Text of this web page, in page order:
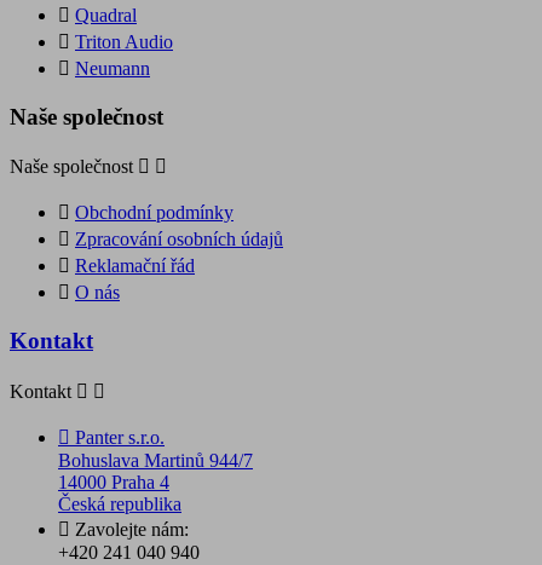
 Quadral
 Triton Audio
 Neumann
Naše společnost
Naše společnost  
 Obchodní podmínky
 Zpracování osobních údajů
 Reklamační řád
 O nás
Kontakt
Kontakt  
 Panter s.r.o.
Bohuslava Martinů 944/7
14000 Praha 4
Česká republika
 Zavolejte nám:
+420 241 040 940